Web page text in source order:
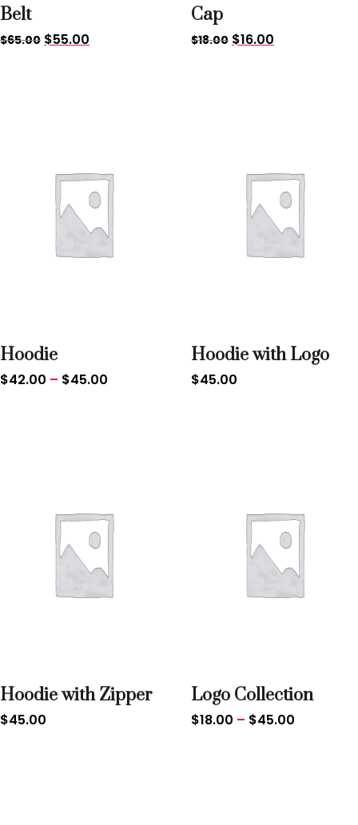
Belt
$65.00 $55.00
Cap
$18.00 $16.00
Hoodie
$42.00 – $45.00
Hoodie with Logo
$45.00
Hoodie with Zipper
$45.00
Logo Collection
$18.00 – $45.00